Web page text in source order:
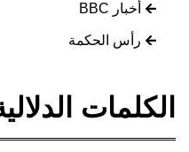
أخبار BBC
رأس الحكمة
الكلمات